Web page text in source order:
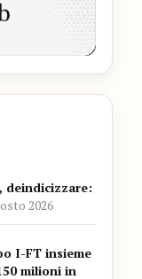
deindicizzare:
2026
I-FT insieme
milioni in